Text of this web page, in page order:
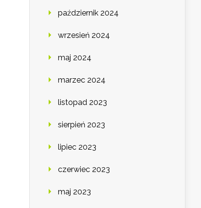
październik 2024
wrzesień 2024
maj 2024
marzec 2024
listopad 2023
sierpień 2023
lipiec 2023
czerwiec 2023
maj 2023